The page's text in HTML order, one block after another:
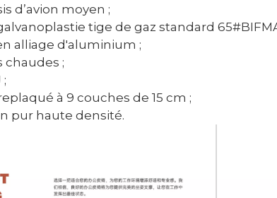
d’avion moyen ;
tige de gaz standard
alliage d'aluminium ;
chaudes ;
;
à 9 couches de 15 cm ;
pur haute densité.